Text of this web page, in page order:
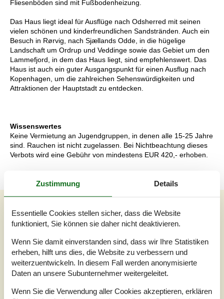
Fliesenböden sind mit Fußbodenheizung.
Das Haus liegt ideal für Ausflüge nach Odsherred mit seinen
vielen schönen und kinderfreundlichen Sandstränden. Auch ein
Besuch in Rørvig, nach Sjællands Odde, in die hügelige
Landschaft um Ordrup und Veddinge sowie das Gebiet um den
Lammefjord, in dem das Haus liegt, sind empfehlenswert. Das
Haus ist auch ein guter Ausgangspunkt für einen Ausflug nach
Kopenhagen, um die zahlreichen Sehenswürdigkeiten und
Attraktionen der Hauptstadt zu entdecken.
Wissenswertes
Keine Vermietung an Jugendgruppen, in denen alle 15-25 Jahre
sind. Rauchen ist nicht zugelassen. Bei Nichtbeachtung dieses
Verbots wird eine Gebühr von mindestens EUR 420,- erhoben.
Unsere Gästebewertungen Externe Bewertungen
4,0 Bezogen auf 7Bewertungen
Letzte Bewertung ist vom 26.07.2026
5
Zustimmung Details
Essentielle Cookies stellen sicher, dass die Website
funktioniert, Sie können sie daher nicht deaktivieren.
Wenn Sie damit einverstanden sind, dass wir Ihre Statistiken
erheben, hilft uns dies, die Website zu verbessern und
weiterzuentwickeln. In diesem Fall werden anonymisierte
Daten an unsere Subunternehmer weitergeleitet.
Wenn Sie die Verwendung aller Cookies akzeptieren, erklären